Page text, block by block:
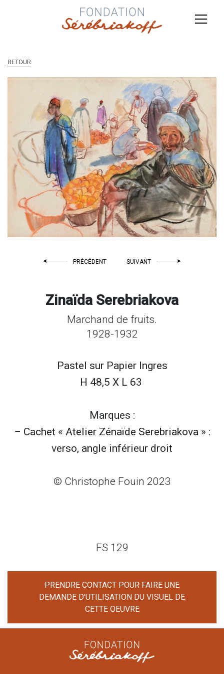
RETOUR
PRÉCÉDENT SUIVANT
Zinaïda Serebriakova
Marchand de fruits.
1928-1932
Pastel sur Papier Ingres
H 48,5 X L 63
Marques :
– Cachet « Atelier Zénaïde Serebriakova » :
verso, angle inférieur droit
© Christophe Fouin 2023
FS 129
PRENDRE CONTACT POUR FAIRE UNE
DEMANDE D'UTILISATION DU VISUEL DE
CETTE OEUVRE